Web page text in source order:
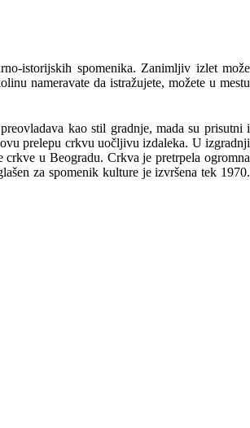
istorijskih spomenika. Zanimljiv izlet može
nameravate da istražujete, možete u mestu
kao stil gradnje, mada su prisutni i
prelepu crkvu uočljivu izdaleka. U izgradnji
u Beogradu. Crkva je pretrpela ogromna
za spomenik kulture je izvršena tek 1970.